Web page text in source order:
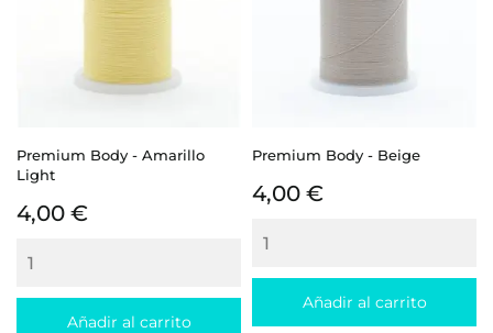
Premium Body - Amarillo
Light
Precio
4,00 €
Añadir al carrito
Premium Body - Beige
Precio
4,00 €
Añadir al carrito